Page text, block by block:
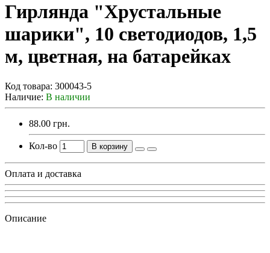
Гирлянда "Хрустальные
шарики", 10 светодиодов, 1,5
м, цветная, на батарейках
Код товара: 300043-5
Наличие: В наличии
88.00 грн.
Кол-во В корзину
Оплата и доставка
Описание